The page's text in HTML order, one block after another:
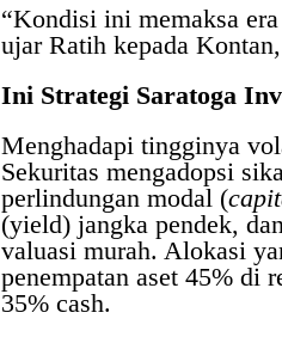
“Kondisi ini memaksa
ujar Ratih kepada
Ini Strategi Saratoga
Menghadapi tingginya
Sekuritas mengadopsi
perlindungan modal (
(yield) jangka pendek,
valuasi murah. Alokasi
penempatan aset 45% di
35% cash.